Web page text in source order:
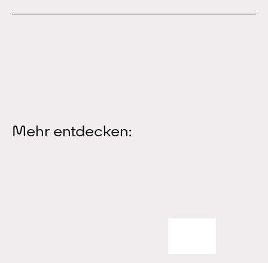
Mehr entdecken: